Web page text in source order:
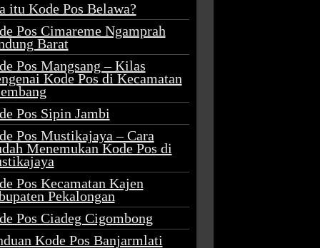
itu Kode Pos Belawa?
Pos Cimareme Ngamprah
Barat
Pos Mangsang – Kilas
Kode Pos di Kecamatan
Pos Sipin Jambi
Pos Mustikajaya – Cara
Menemukan Kode Pos di
Pos Kecamatan Kajen
Pekalongan
Pos Ciadeg Cigombong
Kode Pos Banjarmlati